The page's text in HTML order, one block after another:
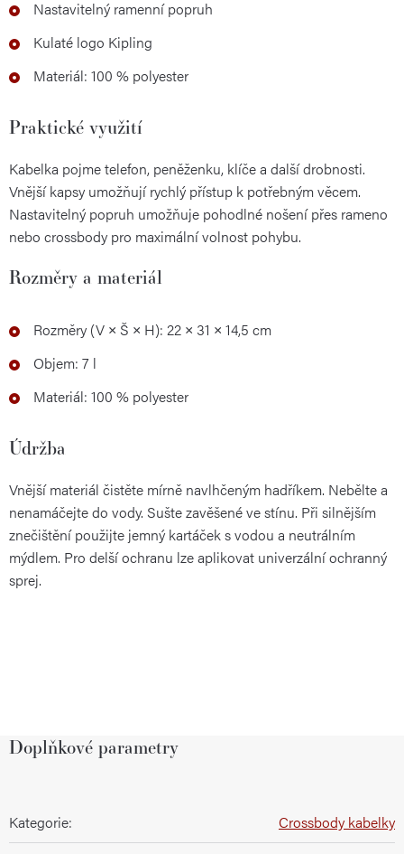
Nastavitelný ramenní popruh
Kulaté logo Kipling
Materiál: 100 % polyester
Praktické využití
Kabelka pojme telefon, peněženku, klíče a další drobnosti.
Vnější kapsy umožňují rychlý přístup k potřebným věcem.
Nastavitelný popruh umožňuje pohodlné nošení přes rameno
nebo crossbody pro maximální volnost pohybu.
Rozměry a materiál
Rozměry (V × Š × H): 22 × 31 × 14,5 cm
Objem: 7 l
Materiál: 100 % polyester
Údržba
Vnější materiál čistěte mírně navlhčeným hadříkem. Nebělte a
nenamáčejte do vody. Sušte zavěšené ve stínu. Při silnějším
znečištění použijte jemný kartáček s vodou a neutrálním
mýdlem. Pro delší ochranu lze aplikovat univerzální ochranný
sprej.
Doplňkové parametry
Kategorie: Crossbody kabelky